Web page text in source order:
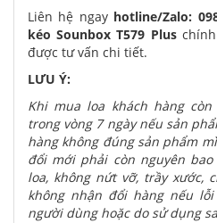
Liên hệ ngay hotline/Zalo:
kéo Sounbox T579 Pluschính
được tư vấn chi tiết.
LƯU Ý:
Khi mua loa khách hàng
trong vòng 7 ngày nếu sản
hàng không đúng sản phẩm
đổi mới phải còn nguyên
loa, không nứt vỡ, trầy xước,
không nhận đổi hàng nếu
người dùng hoặc do sử dụng